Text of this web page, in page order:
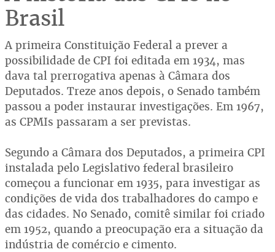
Brasil
A primeira Constituição Federal a prever a
possibilidade de CPI foi editada em 1934, mas
dava tal prerrogativa apenas à Câmara dos
Deputados. Treze anos depois, o Senado também
passou a poder instaurar investigações. Em 1967,
as CPMIs passaram a ser previstas.
Segundo a Câmara dos Deputados, a primeira CPI
instalada pelo Legislativo federal brasileiro
começou a funcionar em 1935, para investigar as
condições de vida dos trabalhadores do campo e
das cidades. No Senado, comitê similar foi criado
em 1952, quando a preocupação era a situação da
indústria de comércio e cimento.